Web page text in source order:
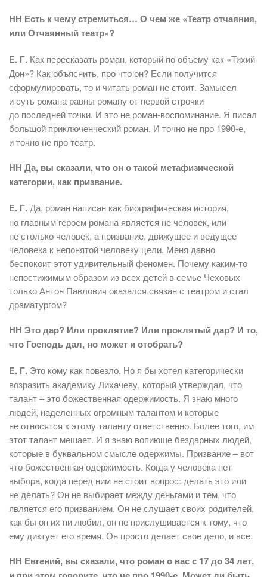
НН Есть к чему стремиться… О чем же «Театр отчаяния,
или Отчаянный театр»?
Е. Г. Как пересказать роман, который по объему как «Тихий
Дон»? Как объяснить, про что он? Если получится
сформулировать, то и читать роман не стоит. Замысел
и суть романа равны роману от первой строчки
до последней точки. И это не роман-воспоминание. Я писал
большой приключенческий роман. И точно не про 1990-е,
и точно не про театр.
НН Да, вы сказали, что он о такой метафизической
категории, как призвание.
Е. Г. Да, роман написан как биографическая история,
но главным героем романа является не человек, или
не столько человек, а призвание, движущее и ведущее
человека к непонятой человеку цели. Меня давно
беспокоит этот удивительный феномен. Почему каким-то
непостижимым образом из всех детей в семье Чеховых
только Антон Павлович оказался связан с театром и стал
драматургом?
НН Это дар? Или проклятие? Или проклятый дар? И то,
что Господь дал, но может и отобрать?
Е. Г. Это кому как повезло. Но я бы хотел категорически
возразить академику Лихачеву, который утверждал, что
талант – это божественная одержимость. Я знаю много
людей, наделенных огромным талантом и которые
не относятся к этому таланту ответственно. Более того, им
этот талант мешает. И я знаю вопиюще бездарных людей,
которые в буквальном смысле одержимы. Призвание – вот
что божественная одержимость. Когда у человека нет
выбора, когда перед ним не стоит вопрос: делать это или
не делать? Он не выбирает между деньгами и тем, что
является его призванием. Он не слушает своих родителей,
как бы он их ни любил, он не прислушивается к тому, что
ему диктует его время. Он просто делает свое дело, и все.
НН Евгений, вы сказали, что роман о вас с 17 до 34 лет,